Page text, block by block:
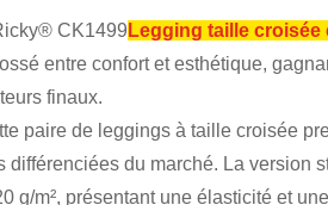
CK1499 Legging taille croisée
entre confort et esthétique,
finaux.
paire de leggings à taille croisée
du marché. La version
g/m², présentant une élasticité et